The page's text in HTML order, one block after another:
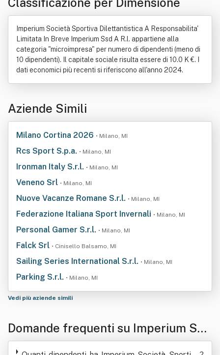
Imperium Società Sportiva Dilettantistica A Responsabilita'
Limitata In Breve Imperium Ssd A R.l. appartiene alla
categoria "microimpresa" per numero di dipendenti (meno di
10 dipendenti). Il capitale sociale risulta essere di 10.0 K €. I
dati economici più recenti si riferiscono all'anno 2024.
Aziende Simili
Milano Cortina 2026 • Milano, MI
Rcs Sport S.p.a. • Milano, MI
Ironman Italy S.r.l. • Milano, MI
Veneno Srl • Milano, MI
Nuove Vacanze Romane S.r.l. • Milano, MI
Federazione Italiana Sport Invernali • Milano, MI
Personal Gamer S.r.l. • Milano, MI
Falck Srl • Cinisello Balsamo, MI
Sailing Series International S.r.l. • Milano, MI
Parking S.r.l. • Milano, MI
Vedi più aziende simili
Domande frequenti su Imperium Soc
ietà Sportiva Dilettantistica A Respo